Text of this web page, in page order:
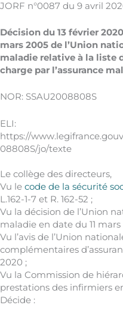
JORF n°0087 du 9 avril
Décision du 13 février
mars 2005 de l’Union
maladie relative à la liste
charge par l’assurance
NOR: SSAU2008808S
ELI:
https://
08808S/jo/texte
Le collège des directeurs,
Vu le code de la sécurité
L.162-1-7 et R. 162-52 ;
Vu la décision de l’Union
maladie en date du 11 mars
Vu l’avis de l’Union
complémentaires
2020 ;
Vu la Commission de
prestations des infirmiers
Décide :